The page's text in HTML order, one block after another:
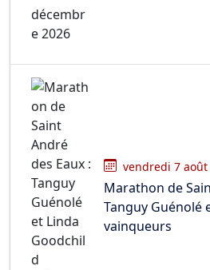
vendredi 7 août
Marathon de
Tanguy Guénolé
vainqueurs